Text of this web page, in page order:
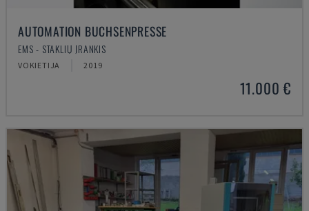
AUTOMATION BUCHSENPRESSE
EMS - STAKLIŲ ĮRANKIS
VOKIETIJA 2019
11.000 €